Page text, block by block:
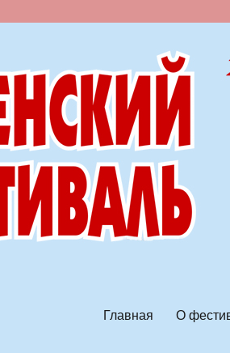
Главная О